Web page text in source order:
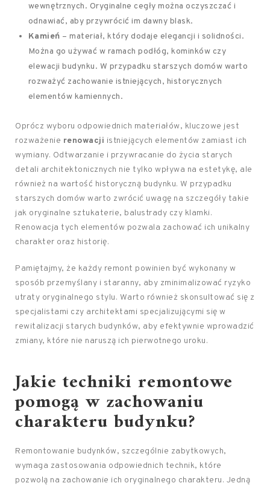
wewnętrznych. Oryginalne cegły można oczyszczać i
odnawiać, aby przywrócić im dawny blask.
Kamień – materiał, który dodaje elegancji i solidności.
Można go używać w ramach podłóg, kominków czy
elewacji budynku. W przypadku starszych domów warto
rozważyć zachowanie istniejących, historycznych
elementów kamiennych.
Oprócz wyboru odpowiednich materiałów, kluczowe jest
rozważenie renowacji istniejących elementów zamiast ich
wymiany. Odtwarzanie i przywracanie do życia starych
detali architektonicznych nie tylko wpływa na estetykę, ale
również na wartość historyczną budynku. W przypadku
starszych domów warto zwrócić uwagę na szczegóły takie
jak oryginalne sztukaterie, balustrady czy klamki.
Renowacja tych elementów pozwala zachować ich unikalny
charakter oraz historię.
Pamiętajmy, że każdy remont powinien być wykonany w
sposób przemyślany i staranny, aby zminimalizować ryzyko
utraty oryginalnego stylu. Warto również skonsultować się z
specjalistami czy architektami specjalizującymi się w
rewitalizacji starych budynków, aby efektywnie wprowadzić
zmiany, które nie naruszą ich pierwotnego uroku.
Jakie techniki remontowe
pomogą w zachowaniu
charakteru budynku?
Remontowanie budynków, szczególnie zabytkowych,
wymaga zastosowania odpowiednich technik, które
pozwolą na zachowanie ich oryginalnego charakteru. Jedną